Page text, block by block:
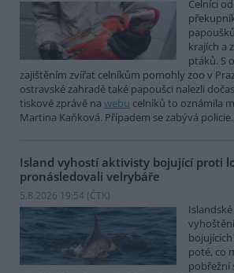
Celníci
krajích a
ptáků. S
zajištěním zvířat celníkům pomohly zoo v
ostravské zahradě také papoušci nalezli
tiskové zprávě na webu celníků to oznámila
Martina Kaňková. Případem se zabývá policie.
Island vyhostí aktivisty bojující proti
pronásledovali velrybáře
5.8.2026 19:54 (ČTK)
poté, co
pobřežní